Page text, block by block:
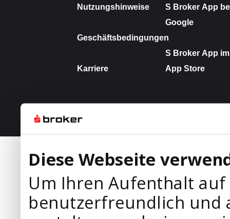
Diese Webseite
Um Ihren Aufenthalt
benutzerfreundlich und